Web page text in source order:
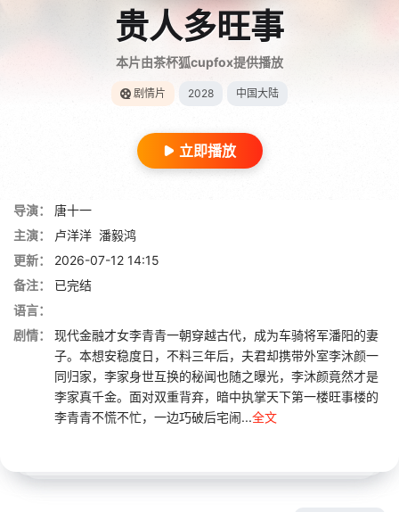
贵人多旺事
本片由茶杯狐cupfox提供播放
剧情片 2028 中国大陆
立即播放
导演：
唐十一
主演：
卢洋洋 潘毅鸿
更新：
2026-07-12 14:15
备注：
已完结
语言：
剧情：
现代金融才女李青青一朝穿越古代，成为车骑将军潘阳的妻
子。本想安稳度日，不料三年后，夫君却携带外室李沐颜一
同归家，李家身世互换的秘闻也随之曝光，李沐颜竟然才是
李家真千金。面对双重背弃，暗中执掌天下第一楼旺事楼的
李青青不慌不忙，一边巧破后宅闹...全文